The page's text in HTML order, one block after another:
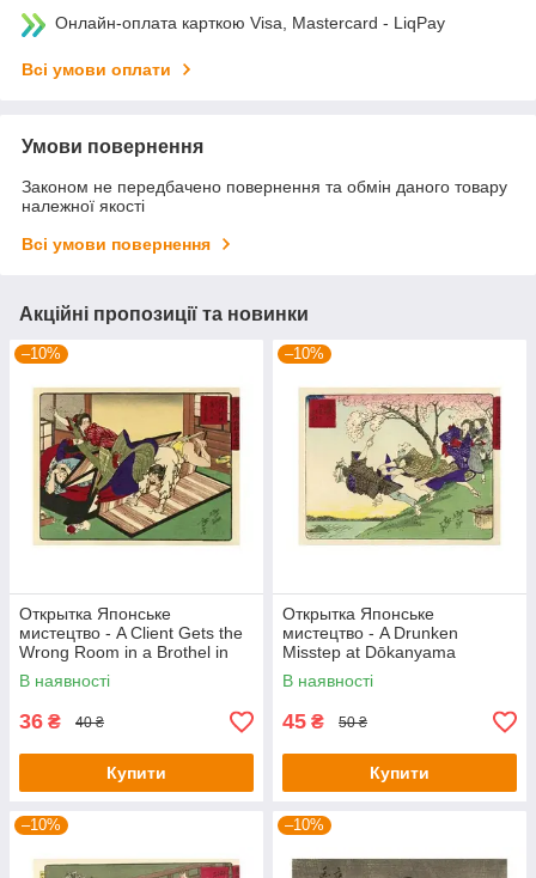
Онлайн-оплата карткою Visa, Mastercard - LiqPay
Всі умови оплати
Умови повернення
Законом не передбачено повернення та обмін даного товару
належної якості
Всі умови повернення
Акційні пропозиції та новинки
–10%
Открытка Японське
мистецтво - A Client Gets the
Wrong Room in a Brothel in
Shinagawa
В наявності
36 ₴ 40 ₴
Купити
–10%
Открытка Японське
мистецтво - A Drunken
Misstep at Dōkanyama
В наявності
45 ₴ 50 ₴
Купити
–10% –10%